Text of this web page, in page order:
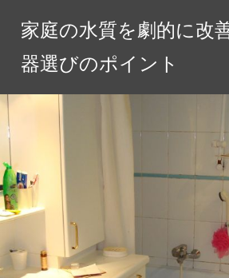
ツ
へ
ス
キ
ッ
プ
家庭の水質を劇的に改
器選びのポイント